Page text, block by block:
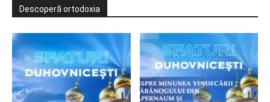
Descoperă ortodoxia